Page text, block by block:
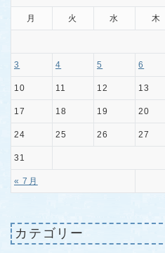
月 火 水 木
« 7月
3 4 5 6
10 11 12 13
17 18 19 20
24 25 26 27
31
カテゴリー